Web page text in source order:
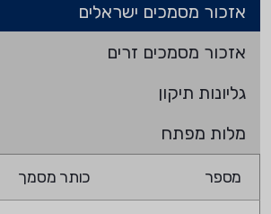
אזכור מסמכים ישראלים
אזכור מסמכים זרים
גליונות תיקון
מלות מפתח
מספר כותר מסמך